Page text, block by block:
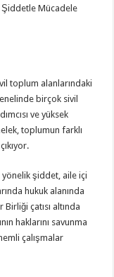
Şiddetle Mücadele
toplum alanlarındaki
birçok sivil
ve yüksek
toplumun farklı
yönelik şiddet, aile içi
hukuk alanında
çatısı altında
haklarını savunma
çalışmalar